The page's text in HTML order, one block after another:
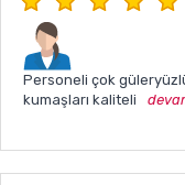
Personeli çok
kumaşları kaliteli